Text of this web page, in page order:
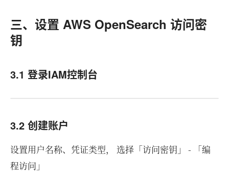
三、设置 AWS OpenSearch 访问密
钥
3.1 登录IAM控制台
3.2 创建账户
设置用户名称、凭证类型， 选择「访问密钥」 - 「编
程访问」